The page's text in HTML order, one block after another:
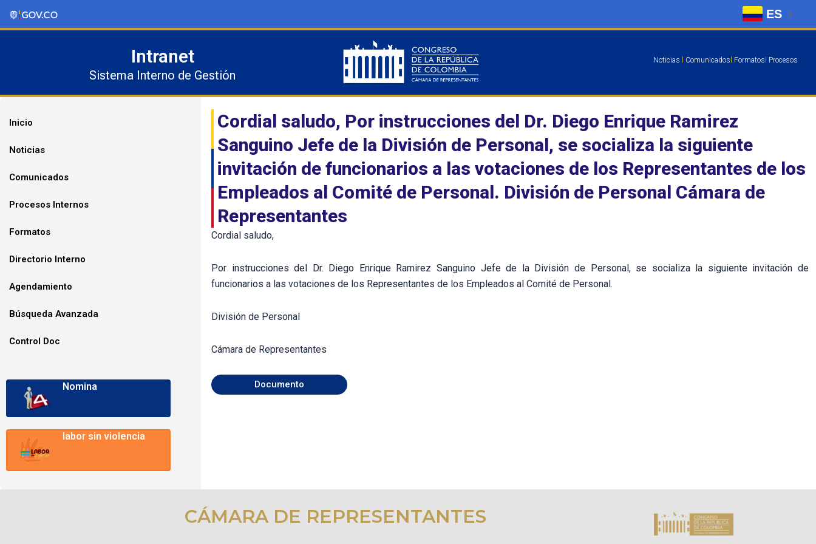
Intranet
Sistema Interno de Gestión
Noticias Comunicados Formatos Procesos
Inicio
Noticias
Comunicados
Procesos Internos
Formatos
Directorio Interno
Agendamiento
Búsqueda Avanzada
Control Doc
Nomina
labor sin violencia
Cordial saludo, Por instrucciones del Dr. Diego Enrique Ramirez
Sanguino Jefe de la División de Personal, se socializa la siguiente
invitación de funcionarios a las votaciones de los Representantes de los
Empleados al Comité de Personal. División de Personal Cámara de
Representantes
Cordial saludo,
Por instrucciones del Dr. Diego Enrique Ramirez Sanguino Jefe de la División de Personal, se socializa la siguiente invitación de
funcionarios a las votaciones de los Representantes de los Empleados al Comité de Personal.
División de Personal
Cámara de Representantes
Documento
CÁMARA DE REPRESENTANTES
ES